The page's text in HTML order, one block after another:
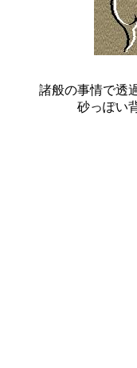
諸般の事情で透
砂っぽい